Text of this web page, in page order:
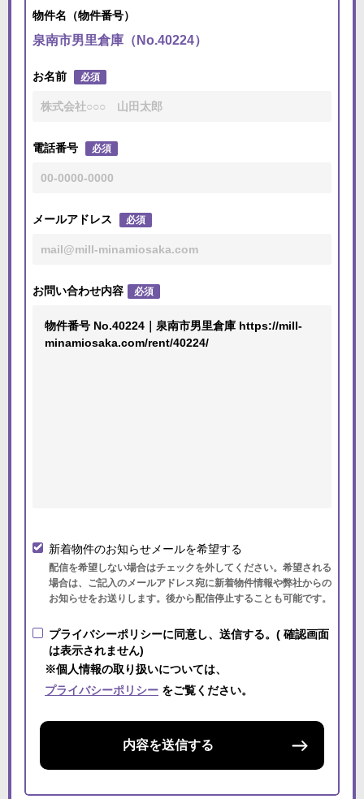
物件名（物件番号）
泉南市男里倉庫（No.40224）
お名前 必須
電話番号 必須
メールアドレス 必須
お問い合わせ内容 必須
新着物件のお知らせメールを希望する
配信を希望しない場合はチェックを外してください。希望される
場合は、ご記入のメールアドレス宛に新着物件情報や弊社からの
お知らせをお送りします。後から配信停止することも可能です。
プライバシーポリシーに同意し、送信する。( 確認画面
は表示されません)
※個人情報の取り扱いについては、
プライバシーポリシー をご覧ください。
内容を送信する